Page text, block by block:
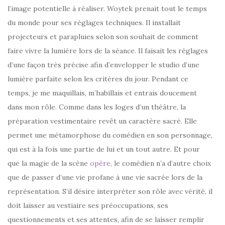
l’image potentielle à réaliser. Woytek prenait tout le temps
du monde pour ses réglages techniques. Il installait
projecteurs et parapluies selon son souhait de comment
faire vivre la lumière lors de la séance. Il faisait les réglages
d’une façon très précise afin d’envelopper le studio d’une
lumière parfaite selon les critères du jour. Pendant ce
temps, je me maquillais, m’habillais et entrais doucement
dans mon rôle. Comme dans les loges d’un théâtre, la
préparation vestimentaire revêt un caractère sacré. Elle
permet une métamorphose du comédien en son personnage,
qui est à la fois une partie de lui et un tout autre. Et pour
que la magie de la scène opère, le comédien n’a d’autre choix
que de passer d’une vie profane à une vie sacrée lors de la
représentation. S’il désire interpréter son rôle avec vérité, il
doit laisser au vestiaire ses préoccupations, ses
questionnements et ses attentes, afin de se laisser remplir